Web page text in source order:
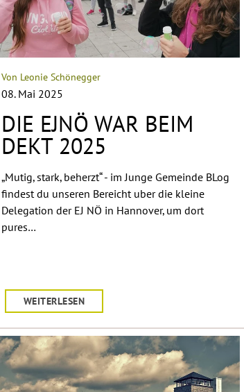
Von Leonie Schönegger
08. Mai 2025
DIE EJNÖ WAR BEIM
DEKT 2025
„Mutig, stark, beherzt“ - im Junge Gemeinde BLog
findest du unseren Bereicht uber die kleine
Delegation der EJ NÖ in Hannover, um dort
pures…
WEITERLESEN